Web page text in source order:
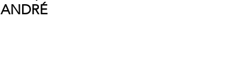
ANDRÉ